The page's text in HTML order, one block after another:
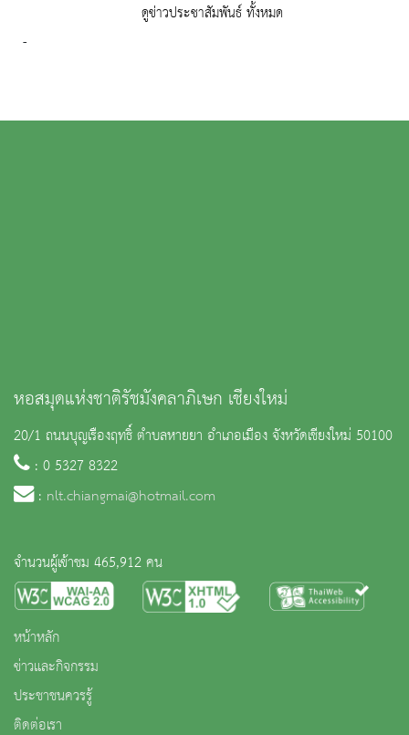
ดูข่าวประชาสัมพันธ์ ทั้งหมด
-
หอสมุดแห่งชาติรัชมังคลาภิเษก เชียงใหม่
20/1 ถนนบุญเรืองฤทธิ์ ตำบลหายยา อำเภอเมือง จังหวัดเชียงใหม่ 50100
: 0 5327 8322
: nlt.chiangmai@hotmail.com
จำนวนผู้เข้าชม 465,912 คน
หน้าหลัก
ข่าวและกิจกรรม
ประชาชนควรรู้
ติดต่อเรา